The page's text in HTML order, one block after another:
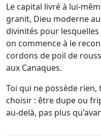
Le capital livré à lui-
granit, Dieu moderne
divinités pour
on commence à le
cordons de poil de
aux Canaques.
Toi qui ne possède
choisir : être dupe ou
au-delà, pas plus